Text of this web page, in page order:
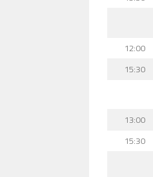
12:00
15:30
13:00
15:30